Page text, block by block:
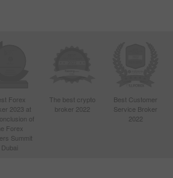
Forex
2023 at
of
Forex
Summit
Dubai
The best crypto
broker 2022
Best Customer
Service Broker
2022